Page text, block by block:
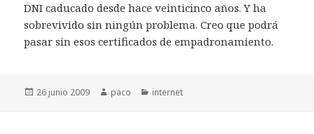
DNI caducado desde hace veinticinco años. Y ha
sobrevivido sin ningún problema. Creo que podrá
pasar sin esos certificados de empadronamiento.
Publicado
26 junio 2009 Autor
paco Categorías
internet